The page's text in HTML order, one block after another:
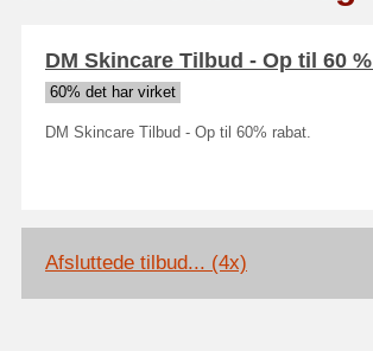
DM Skincare Tilbud - Op til 60
60% det har virket
DM Skincare Tilbud - Op til 60% rabat.
Afsluttede tilbud... (4x)